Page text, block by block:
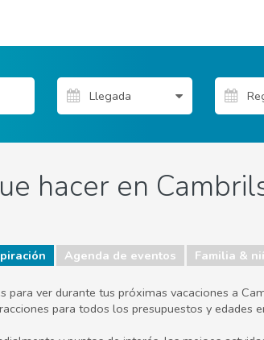
hacer en
Agenda de eventos Familia &
para ver durante tus próximas vacaciones a
para todos los presupuestos y edades